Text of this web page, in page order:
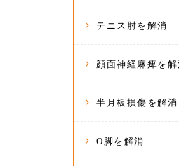
テニス肘を解消
顔面神経麻痺を解
半月板損傷を解消
O脚を解消